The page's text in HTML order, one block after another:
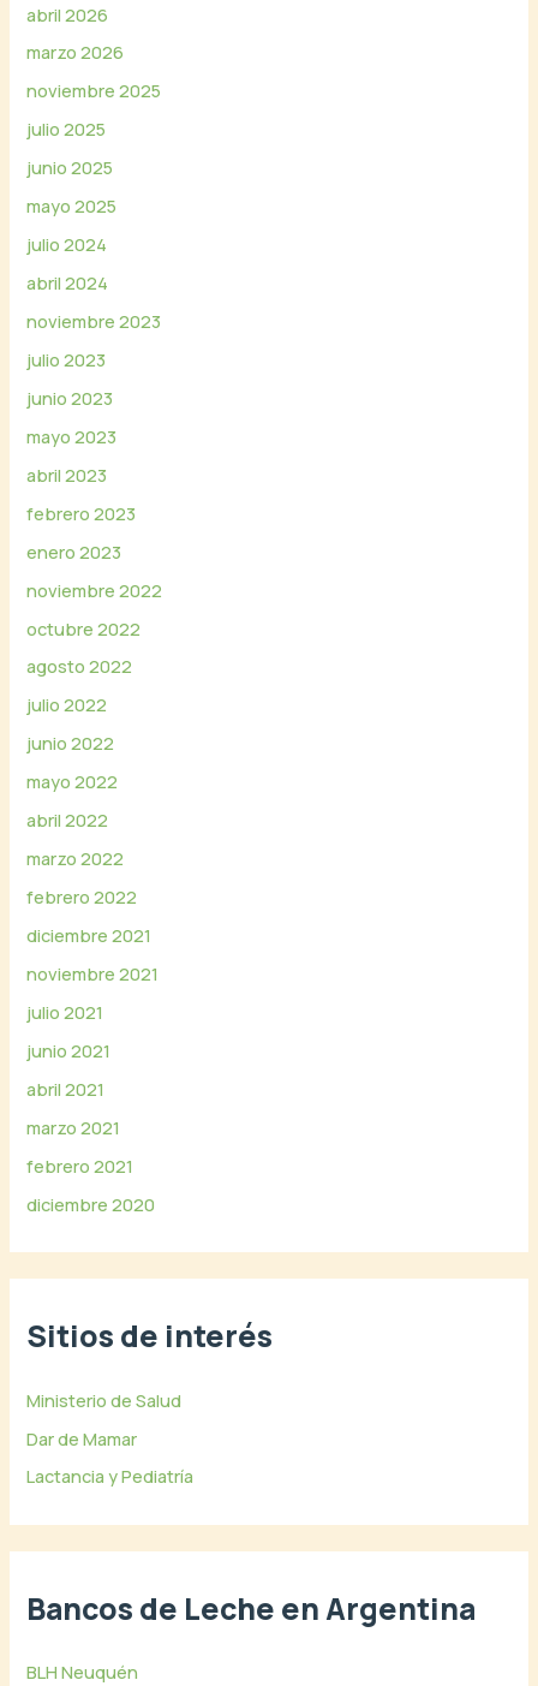
abril 2026
marzo 2026
noviembre 2025
julio 2025
junio 2025
mayo 2025
julio 2024
abril 2024
noviembre 2023
julio 2023
junio 2023
mayo 2023
abril 2023
febrero 2023
enero 2023
noviembre 2022
octubre 2022
agosto 2022
julio 2022
junio 2022
mayo 2022
abril 2022
marzo 2022
febrero 2022
diciembre 2021
noviembre 2021
julio 2021
junio 2021
abril 2021
marzo 2021
febrero 2021
diciembre 2020
Sitios de interés
Ministerio de Salud
Dar de Mamar
Lactancia y Pediatría
Bancos de Leche en Argentina
BLH Neuquén